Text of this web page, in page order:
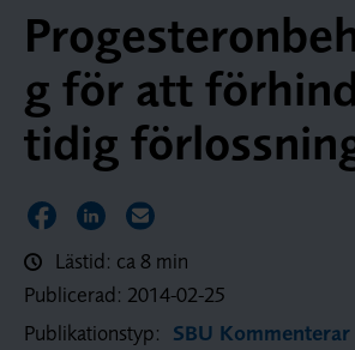
g för att
tidig
Dela sidan på
Dela sidan på
Dela sidan via
Lästid: ca 8 min
Publicerad: 2014-02-25
Publikationstyp: SBU Kommenterar